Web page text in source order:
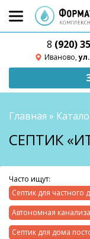
8 (920)
Иваново,
Главная »
СЕПТИК
Часто ищут:
Септик для частного
Автономная
Септик для дома